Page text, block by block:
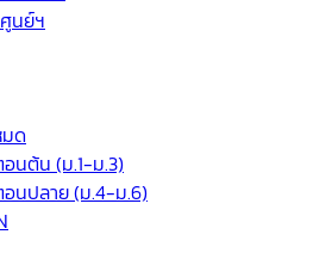
นย์ฯ
ด
นต้น (ม.1-ม.3)
นปลาย (ม.4-ม.6)